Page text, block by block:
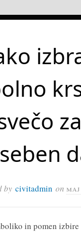
za
by civitadmin on
in pomen izbire